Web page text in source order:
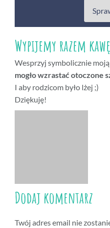
Wypijemy razem
Wesprzyj symbolicznie
mogło wzrastać otoczone
I aby rodzicom było lżej ;)
Dziękuję!
Dodaj komentarz
Twój adres email nie